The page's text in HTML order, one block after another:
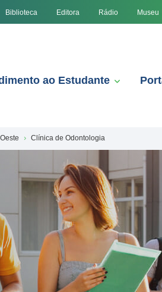
Biblioteca Editora Rádio Museu
ao Estudante
Clínica de Odontologia